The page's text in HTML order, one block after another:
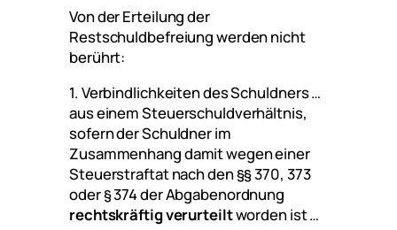
Von der Erteilung der
Restschuldbefreiung werden nicht
berührt:
1. Verbindlichkeiten des Schuldners …
aus einem Steuerschuldverhältnis,
sofern der Schuldner im
Zusammenhang damit wegen einer
Steuerstraftat nach den §§ 370, 373
oder § 374 der Abgabenordnung
rechtskräftig verurteiltworden ist …